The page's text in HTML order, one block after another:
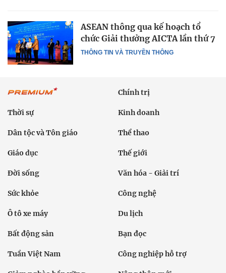
THÔNG TIN VÀ TRUYỀN THÔNG
ASEAN thông qua kế hoạch tổ
chức Giải thưởng AICTA lần thứ 7
Chính trị
Thời sự Kinh doanh
Dân tộc và Tôn giáo Thể thao
Giáo dục Thế giới
Đời sống Văn hóa - Giải trí
Sức khỏe Công nghệ
Ô tô xe máy Du lịch
Bất động sản Bạn đọc
Tuần Việt Nam Công nghiệp hỗ trợ